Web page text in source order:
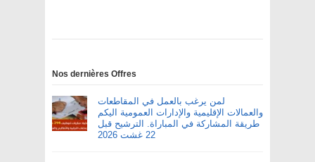
Nos dernières Offres
لمن يرغب بالعمل في المقاطعات
والعمالات الإقليمية والإدارات العمومية اليكم
طريقة المشاركة في المباراة. الترشيح قبل
22 غشت 2026